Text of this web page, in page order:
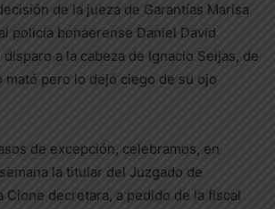
de la jueza de Garantías Marisa
policía bonaerense Daniel David
a la cabeza de Ignacio Seijas, de
mató pero lo dejó ciego de su ojo
de excepción, celebramos, en
la titular del Juzgado de
Cione decretara, a pedido de la fiscal